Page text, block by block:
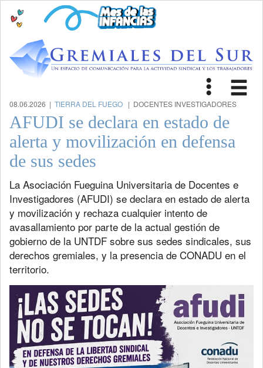
Toggle
08.06.2026 | TIERRA DEL FUEGO | DOCENTES INVESTIGADORES
AFUDI se declara en estado de
alerta y movilización en defensa
de sus sedes
La Asociación Fueguina Universitaria de Docentes e
Investigadores (AFUDI) se declara en estado de alerta
y movilización y rechaza cualquier intento de
avasallamiento por parte de la actual gestión de
gobierno de la UNTDF sobre sus sedes sindicales, sus
derechos gremiales, y la presencia de CONADU en el
territorio.
Previous Next